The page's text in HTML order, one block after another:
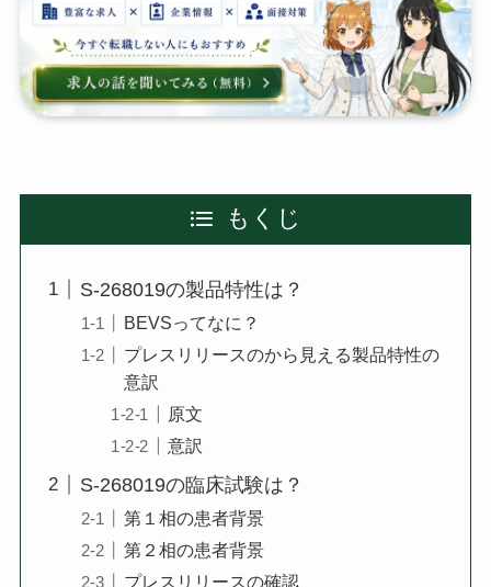
もくじ
S-268019の製品特性は？
BEVSってなに？
プレスリリースのから見える製品特性の
意訳
原文
意訳
S-268019の臨床試験は？
第１相の患者背景
第２相の患者背景
プレスリリースの確認